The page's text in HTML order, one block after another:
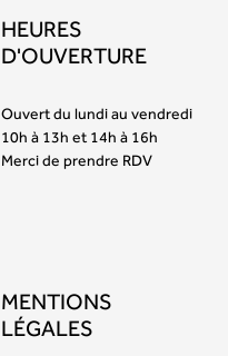
HEURES
D'OUVERTURE
Ouvert du lundi au vendredi
10h à 13h et 14h à 16h
Merci de prendre RDV
MENTIONS
LÉGALES